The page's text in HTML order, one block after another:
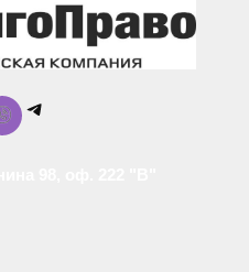
Telegram